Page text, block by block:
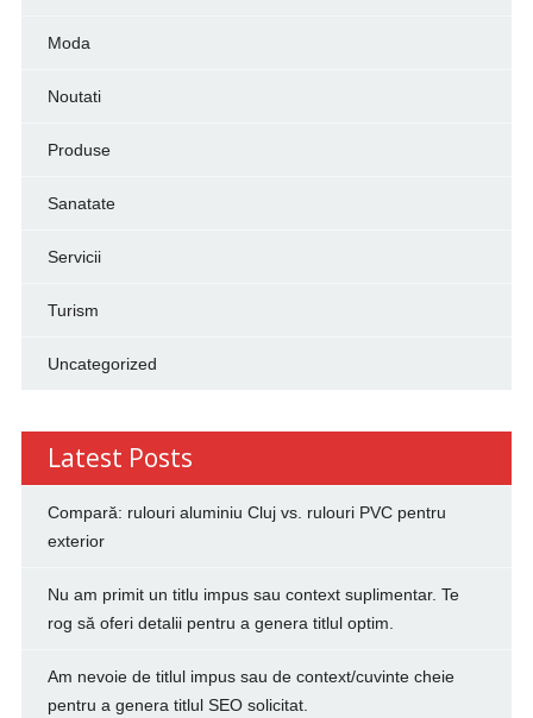
Moda
Noutati
Produse
Sanatate
Servicii
Turism
Uncategorized
Latest Posts
Compară: rulouri aluminiu Cluj vs. rulouri PVC pentru
exterior
Nu am primit un titlu impus sau context suplimentar. Te
rog să oferi detalii pentru a genera titlul optim.
Am nevoie de titlul impus sau de context/cuvinte cheie
pentru a genera titlul SEO solicitat.